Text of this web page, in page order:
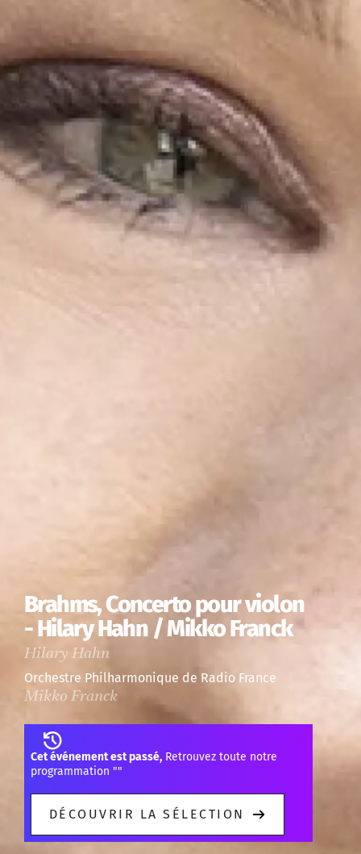
Brahms, Concerto pour violon
- Hilary Hahn / Mikko Franck
Hilary Hahn
Orchestre Philharmonique de Radio France
Mikko Franck
Cet événement est passé, Retrouvez toute notre
programmation ""
DÉCOUVRIR LA SÉLECTION